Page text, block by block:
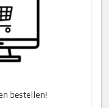
bestellen!